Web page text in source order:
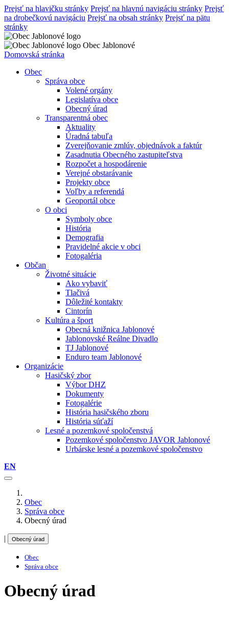
Prejsť na hlavičku stránky Prejsť na hlavnú navigáciu stránky Prejsť
na drobečkovú navigáciu Prejsť na obsah stránky Prejsť na pätu
stránky
Obec Jablonové
Domovská stránka
Obec
Správa obce
Volené orgány
Legislatíva obce
Obecný úrad
Transparentná obec
Aktuality
Úradná tabuľa
Zverejňovanie zmlúv, objednávok a faktúr
Zasadnutia Obecného zastupiteľstva
Rozpočet a hospodárenie
Verejné obstarávanie
Projekty obce
Voľby a referendá
Geoportál obce
O obci
Symboly obce
História
Demografia
Pravidelné akcie v obci
Fotogaléria
Občan
Životné situácie
Ako vybaviť
Tlačivá
Dôležité kontakty
Cintorín
Kultúra a šport
Obecná knižnica Jablonové
Jablonovské Reálne Divadlo
TJ Jablonové
Enduro team Jablonové
Organizácie
Hasičský zbor
Výbor DHZ
Dokumenty
Fotogalérie
História hasičského zboru
História súťaží
Lesné a pozemkové spoločenstvá
Pozemkové spoločenstvo JAVOR Jablonové
Urbárske lesné a pozemkové spoločenstvo
EN
Obec
Správa obce
Obecný úrad
| Obecný úrad
Obec
Správa obce
Obecný úrad